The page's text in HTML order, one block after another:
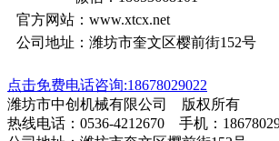
官方网站：www.xtcx.net
公司地址：潍坊市奎文区樱前街152号
点击免费电话咨询:18678029022
潍坊市中创机械有限公司 版权所有
热线电话：0536-4212670 手机：